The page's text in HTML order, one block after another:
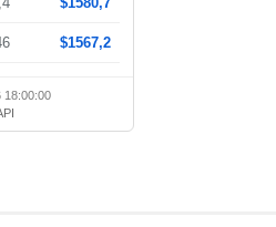
$1567,2
18:00:00